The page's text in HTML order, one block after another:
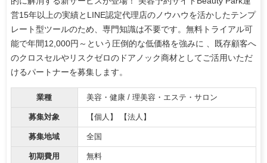
営15年以上の実績とLINE認定代理店のノウハウを活かしたテンプ
レート型ツールのため、専門知識は不要です。無料トライアル可
能で年間12,000円～という圧倒的な低価格を強みに 、既存顧客へ
のクロスセルやリスクゼロのドアノック商材としてご活用いただ
けるパートナーを募集します。
業種 美容・健康 / 理美容・エステ・サロン
募集対象 【個人】 【法人】
募集地域 全国
初期費用 無料